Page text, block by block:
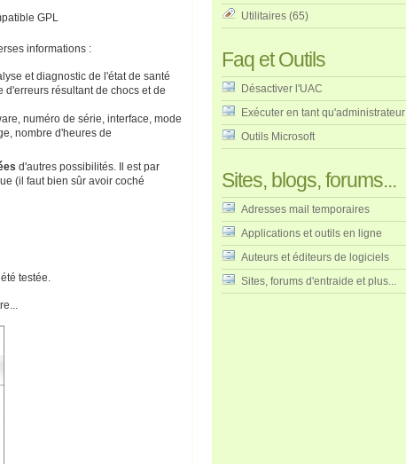
GPL
informations :
et diagnostic de l'état de santé
d'erreurs résultant de chocs et de
numéro de série, interface, mode
nombre d'heures de
d'autres possibilités. Il est par
(il faut bien sûr avoir coché
testée.
Utilitaires (65)
Faq et Outils
Désactiver l'UAC
Exécuter en tant qu'administrateur
Outils Microsoft
Sites, blogs, forums...
Adresses mail temporaires
Applications et outils en ligne
Auteurs et éditeurs de logiciels
Sites, forums d'entraide et plus...